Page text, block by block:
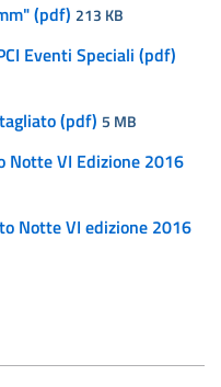
(pdf) 213 KB
Eventi Speciali (pdf)
(pdf) 5 MB
Notte VI Edizione 2016
Notte VI edizione 2016